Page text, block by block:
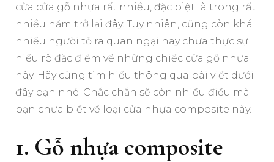
cửa cửa gỗ nhựa rất nhiều, đặc biệt là trong rất
nhiều năm trở lại đây. Tuy nhiên, cũng còn khá
nhiều người tỏ ra quan ngại hay chưa thực sự
hiểu rõ đặc điểm về những chiếc cửa gỗ nhựa
này. Hãy cùng tìm hiểu thông qua bài viết dưới
đây bạn nhé. Chắc chắn sẽ còn nhiều điều mà
bạn chưa biết về loại cửa nhựa composite này.
1. Gỗ nhựa composite